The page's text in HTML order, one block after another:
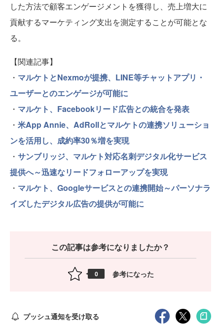
した方法で顧客エンゲージメントを獲得し、売上増大に
貢献するマーケティング支出を測定することが可能とな
る。
【関連記事】
・ マルケトとNexmoが提携、LINE等チャットアプリ・
ユーザーとのエンゲージが可能に
・ マルケト、Facebookリード広告との統合を発表
・ 米App Annie、AdRollとマルケトの連携ソリューショ
ンを活用し、成約率30％増を実現
・ サンブリッジ、マルケト対応名刺デジタル化サービス
提供へ～迅速なリードフォローアップを実現
・ マルケト、Googleサービスとの連携開始～パーソナラ
イズしたデジタル広告の提供が可能に
この記事は参考になりましたか？
0 参考になった
プッシュ通知を受け取る